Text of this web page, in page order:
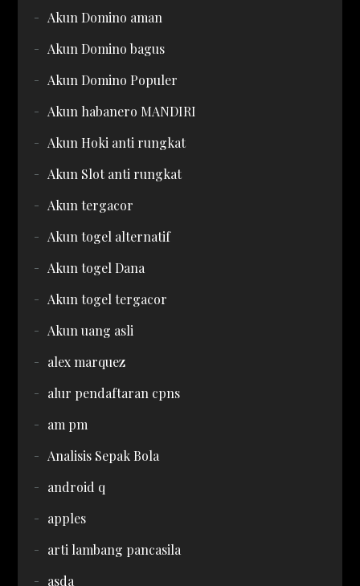
Akun Domino aman
Akun Domino bagus
Akun Domino Populer
Akun habanero MANDIRI
Akun Hoki anti rungkat
Akun Slot anti rungkat
Akun tergacor
Akun togel alternatif
Akun togel Dana
Akun togel tergacor
Akun uang asli
alex marquez
alur pendaftaran cpns
am pm
Analisis Sepak Bola
android q
apples
arti lambang pancasila
asda